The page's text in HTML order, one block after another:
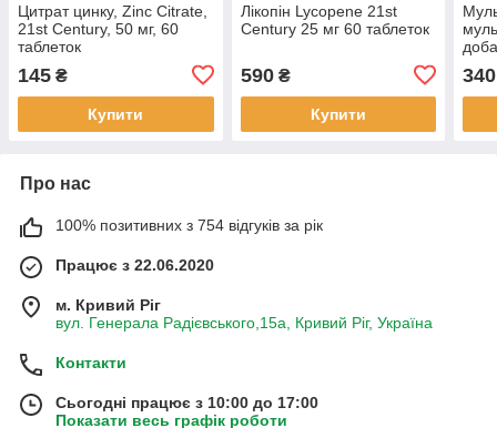
Цитрат цинку, Zinc Citrate,
21st Century, 50 мг, 60
таблеток
145 ₴
Купити
Лікопін Lycopene 21st
Century 25 мг 60 таблеток
590₴
Купити
340
Про нас
100% позитивних з 754 відгуків за рік
Працює з 22.06.2020
м. Кривий Ріг
вул. Генерала Радієвського,15а, Кривий Ріг, Україна
Контакти
Сьогодні працює з 10:00 до 17:00
Показати весь графік роботи